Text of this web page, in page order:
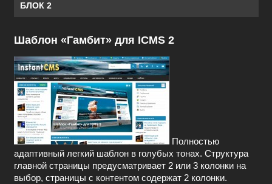
БЛОК 2
Шаблон «Гамбит» для ICMS 2
Полностью
адаптивный легкий шаблон в голубых тонах. Структура
главной страницы предусматривает 2 или 3 колонки на
выбор, страницы с контентом содержат 2 колонки.